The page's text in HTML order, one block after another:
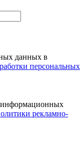
данных в
персональных
информационных
рекламно-